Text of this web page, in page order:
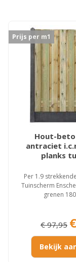
Prijs per m1
Hout-
antraciet
planks
Per 1.9
Tuinscherm
grenen
€ 97,95
Bekijk